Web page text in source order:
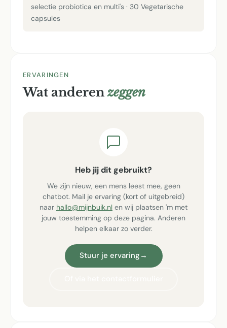
selectie probiotica en multi's · 30 Vegetarische
capsules
ERVARINGEN
Wat anderenzeggen
Heb jij dit gebruikt?
We zijn nieuw, een mens leest mee, geen
chatbot. Mail je ervaring (kort of uitgebreid)
naar hallo@mijnbuik.nl en wij plaatsen 'm met
jouw toestemming op deze pagina. Anderen
helpen elkaar zo verder.
Stuur je ervaring →